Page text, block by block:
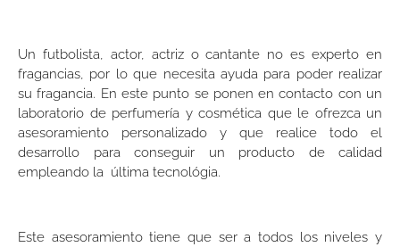
Un futbolista, actor, actriz o cantante no es experto en
fragancias, por lo que necesita ayuda para poder realizar
su fragancia. En este punto se ponen en contacto con un
laboratorio de perfumería y cosmética que le ofrezca un
asesoramiento personalizado y que realice todo el
desarrollo para conseguir un producto de calidad
empleando la última tecnológia.
Este asesoramiento tiene que ser a todos los niveles y